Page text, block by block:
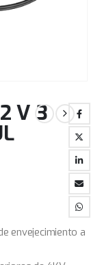
V 3
envejecimiento a